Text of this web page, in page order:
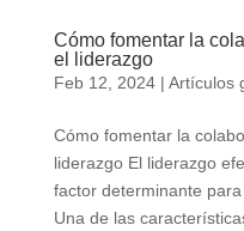
Cómo fomentar la
el liderazgo
Feb 12, 2024| Artículos
Cómo fomentar la
liderazgo El liderazgo
factor determinante
Una de las